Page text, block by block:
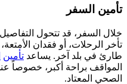
تأمين السفر
خلال السفر، قد تتحول
تأخر الرحلات، أو فقدان
طارئ في بلد آخر. يساعد تأمين
المواقف براحة أكبر، خصوصاً
الصحي المعتاد.